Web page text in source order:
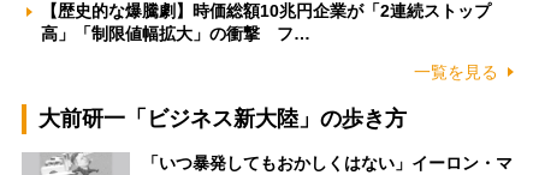
【歴史的な爆騰劇】時価総額10兆円企業が「2連続ストップ
高」「制限値幅拡大」の衝撃 フ…
一覧を見る
大前研一「ビジネス新大陸」の歩き方
「いつ暴発してもおかしくはない」イーロン・マ